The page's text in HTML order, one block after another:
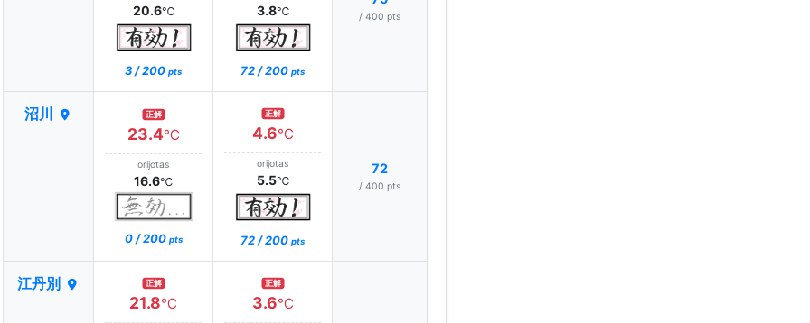
20.6℃
3 / 200 pts
3.8℃
72 / 200 pts
/ 400 pts
沼川 正解
23.4℃
orijotas
16.6℃
0 / 200 pts
正解
4.6℃
orijotas
5.5℃
72 / 200 pts
72
/ 400 pts
江丹別 正解
21.8℃
正解
3.6℃